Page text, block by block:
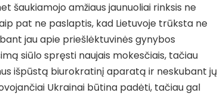
šaukiamojo amžiaus jaunuoliai rinksis ne
pat ne paslaptis, kad Lietuvoje trūksta ne
jau apie priešlėktuvinės gynybos
siūlo spręsti naujais mokesčiais, tačiau
išpūstą biurokratinį aparatą ir neskubant jų
Ukrainai būtina padėti, tačiau gal